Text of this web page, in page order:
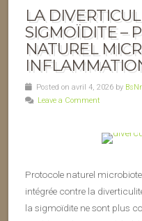
LA
SIGMOÏDITE –
NATUREL
Posted on avril 4, 2026 by
Leave a Comment
Protocole naturel
intégrée contre la
la sigmoïdite ne sont plus